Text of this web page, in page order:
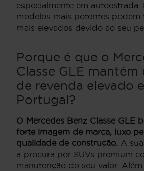
especialmente em autoestrada.
modelos mais potentes podem
mais elevados devido ao seu
Porque é que o
Classe GLE mantém
de revenda elevado
Portugal?
O Mercedes Benz Classe GLE
forte imagem de marca, luxo
qualidade de construção. A
a procura por SUVs premium
manutenção do seu valor. Além